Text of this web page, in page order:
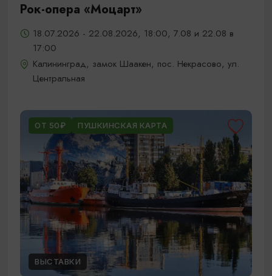
Рок-опера «Моцарт»
18.07.2026 - 22.08.2026, 18:00, 7.08 и 22.08 в
17:00
Калининград, замок Шаакен, пос. Некрасово, ул.
Центральная
ОТ 50₽ ПУШКИНСКАЯ КАРТА
ВЫСТАВКИ